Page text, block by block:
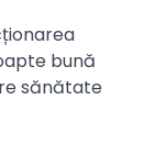
bună
sănătate